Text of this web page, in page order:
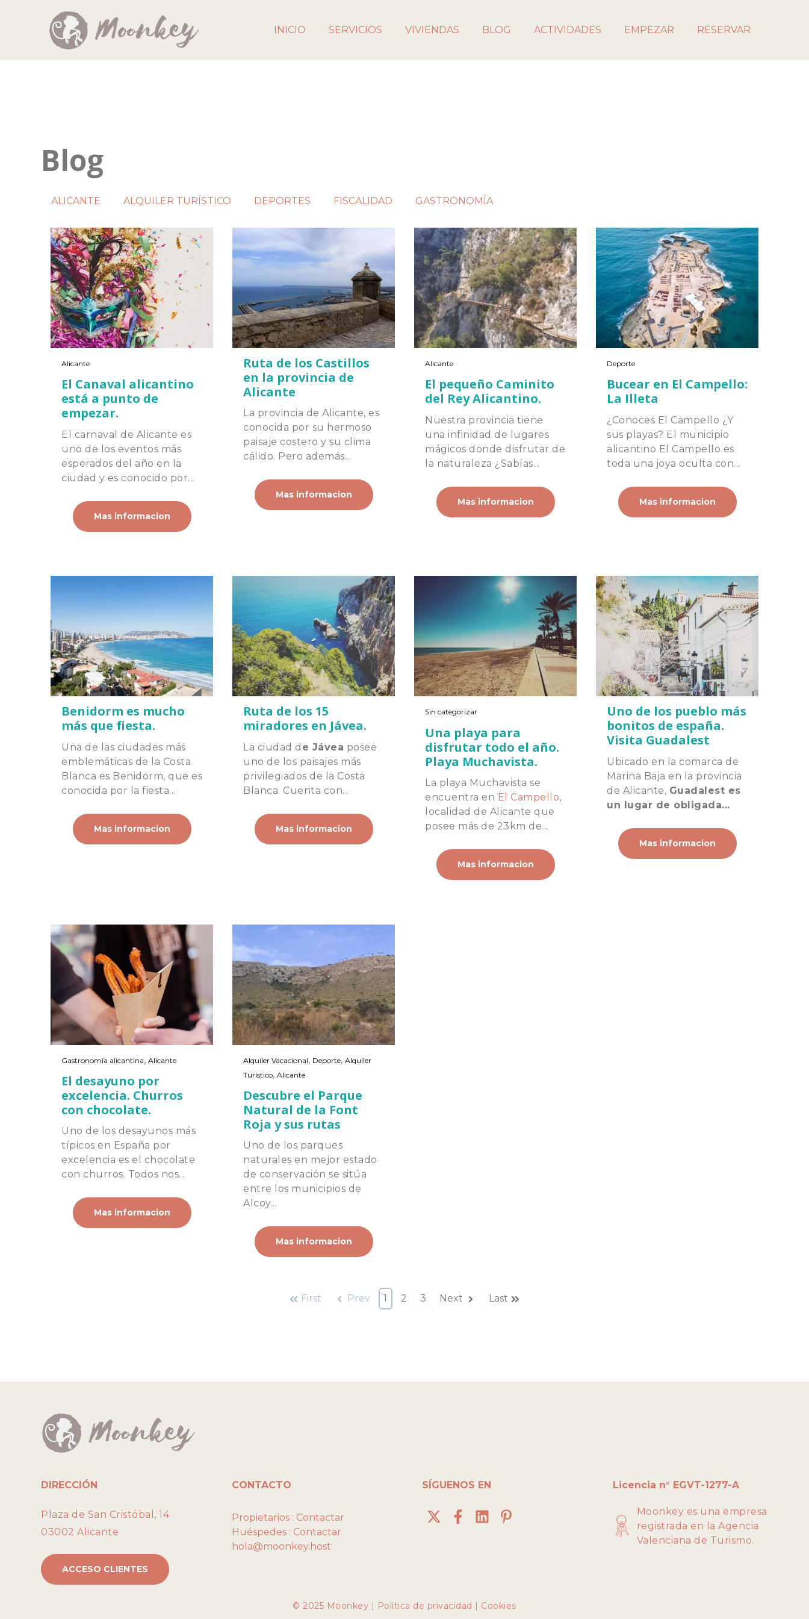
INICIO SERVICIOS VIVIENDAS BLOG ACTIVIDADES EMPEZAR RESERVAR
Blog
ALICANTE ALQUILER TURÍSTICO DEPORTES FISCALIDAD GASTRONOMÍA
Alicante
El Canaval alicantino
está a punto de
empezar.
El carnaval de Alicante es
uno de los eventos más
esperados del año en la
ciudad y es conocido por...
Mas informacion
Ruta de los Castillos
en la provincia de
Alicante
La provincia de Alicante, es
conocida por su hermoso
paisaje costero y su clima
cálido. Pero además...
Mas informacion
Alicante
El pequeño Caminito
del Rey Alicantino.
Nuestra provincia tiene
una infinidad de lugares
mágicos donde disfrutar de
la naturaleza ¿Sabías...
Mas informacion
Deporte
Bucear en El Campello:
La Illeta
¿Conoces El Campello ¿Y
sus playas? El municipio
alicantino El Campello es
toda una joya oculta con...
Mas informacion
Benidorm es mucho
más que fiesta.
Una de las ciudades más
emblemáticas de la Costa
Blanca es Benidorm, que es
conocida por la fiesta...
Mas informacion
Ruta de los 15
miradores en Jávea.
La ciudad d e Jávea posee
uno de los paisajes más
privilegiados de la Costa
Blanca. Cuenta con...
Mas informacion
Sin categorizar
Una playa para
disfrutar todo el año.
Playa Muchavista.
La playa Muchavista se
encuentra en El Campello,
localidad de Alicante que
posee más de 23km de...
Mas informacion
Uno de los pueblo más
bonitos de españa.
Visita Guadalest
Ubicado en la comarca de
Marina Baja en la provincia
de Alicante, Guadalest es
un lugar de obligada...
Mas informacion
Gastronomía alicantina, Alicante
El desayuno por
excelencia. Churros
con chocolate.
Uno de los desayunos más
típicos en España por
excelencia es el chocolate
con churros. Todos nos...
Mas informacion
Alquiler Vacacional, Deporte, Alquiler
Turístico, Alicante
Descubre el Parque
Natural de la Font
Roja y sus rutas
Uno de los parques
naturales en mejor estado
de conservación se sitúa
entre los municipios de
Alcoy...
Mas informacion
First Prev 1 2 3 Next Last
DIRECCIÓN
Plaza de San Cristóbal, 14
03002 Alicante
ACCESO CLIENTES
CONTACTO
Propietarios : Contactar
Huéspedes : Contactar
hola@moonkey.host
SÍGUENOS EN Licencia n° EGVT-1277-A
Moonkey es una empresa
registrada en laAgencia
Valenciana de Turismo.
© 2025 Moonkey | Política de privacidad | Cookies